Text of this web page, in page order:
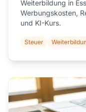
Weiterbildung in
Werbungskosten,
und KI-Kurs.
Steuer